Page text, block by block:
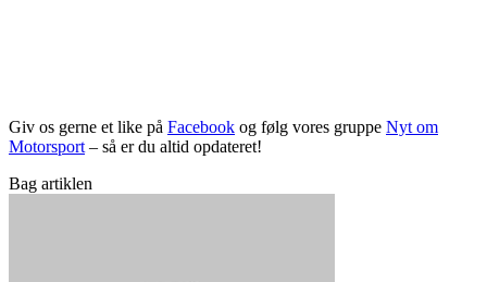
Giv os gerne et like på Facebook og følg vores gruppe Nyt om
Motorsport – så er du altid opdateret!
Bag artiklen